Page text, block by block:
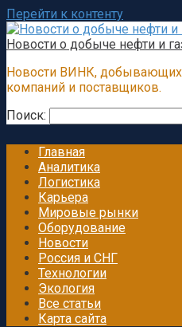
Перейти к контенту
Новости о добыче нефти и
Новости ВИНК,
компаний и поставщиков.
Поиск:
Главная
Аналитика
Логистика
Карьера
Мировые рынки
Оборудование
Новости
Россия и СНГ
Технологии
Экология
Все статьи
Карта сайта